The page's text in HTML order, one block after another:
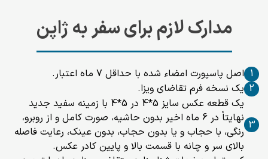
مدارک لازم برای سفر به ژاپن
1 اصل پاسپورت امضاء شده با حداقل 7 ماه اعتبار.
2 یک نسخه فرم تقاضای ویزا.
3
یک قطعه عکس سایز 5*4 در 5*4 با زمینه سفید جدید
نهایتاً در 6 ماه اخیر بدون حاشیه، صورت کامل و از روبرو،
رنگی، با حجاب و یا بدون حجاب، بدون عینک، رعایت فاصله
بالای سر و چانه با قسمت بالا و پایین کادر عکس.